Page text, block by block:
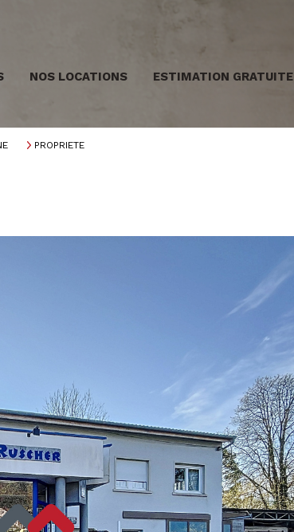
NOS LOCATIONS ESTIMATION GRATUITE
PROPRIETE